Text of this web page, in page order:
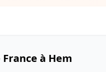
à Hem